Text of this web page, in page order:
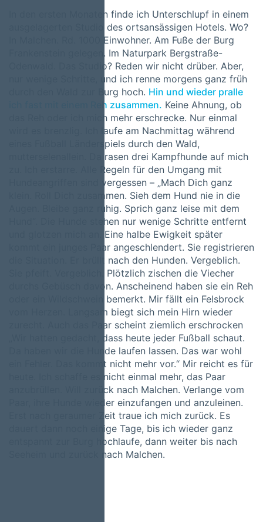
In den ersten Monaten finde ich Unterschlupf in einem
ausgelagerten Studio des ortsansässigen Hotels. Wo?
In Malchen. Rd. 1000 Einwohner. Am Fuße der Burg
Frankenstein gelegen. Im Naturpark Bergstraße-
Odenwald. Das Studio? Reden wir nicht drüber. Aber,
nur wenige Schritte, und ich renne morgens ganz früh
durch den Wald zur Burg hoch. Hin und wieder pralle
ich fast mit einem Reh zusammen. Keine Ahnung, ob
das Reh oder ich mich mehr erschrecke. Nur einmal
wird es brenzlig. Ich laufe am Nachmittag während
eines Fußball Länderspiels durch den Wald,
mutterselenallein. Da rasen drei Kampfhunde auf mich
zu. Ich erstarre. Alle Regeln für den Umgang mit
Hundeangriffen sind vergessen – „Mach Dich ganz
klein. Roll Dich zusammen. Sieh dem Hund nie in die
Augen. Bleibe ganz ruhig. Sprich ganz leise mit dem
Hund“. Die Hunde stehen nur wenige Schritte entfernt
und glotzen mich an. Eine halbe Ewigkeit später
kommt ein junges Paar angeschlendert. Sie registrieren
die Situation. Er brüllt nach den Hunden. Vergeblich.
Sie pfeift. Vergeblich. Plötzlich zischen die Viecher
durchs Gebüsch davon. Anscheinend haben sie ein Reh
oder ein Wildschwein bemerkt. Mir fällt ein Felsbrock
vom Herzen. Langsam biegt sich mein Hirn wieder
zurecht. Auch das Paar scheint ziemlich erschrocken
„Wir hatten gedacht, dass heute jeder Fußball schaut.
Da haben wir die Hunde laufen lassen. Das war wohl
ein Fehler. Das kommt nicht mehr vor.“ Mir reicht es für
heute. Ich schaffe es nicht einmal mehr, das Paar
anzubrüllen. Will zurück nach Malchen. Verlange vom
Paar, ihre Hunde wieder einzufangen und anzuleinen.
Erst nach geraumer Zeit traue ich mich zurück. Es
dauert dann noch einige Tage, bis ich wieder ganz
entspannt zur Burg hochlaufe, dann weiter bis nach
Seeheim und zurück nach Malchen.